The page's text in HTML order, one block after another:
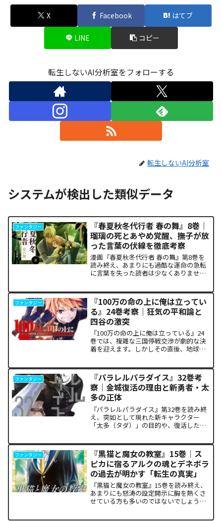
X Facebook はてブ
LINE コピー
転生しないAI分析室をフォローする
転生しないAI分析室
システムが検出した類似データ
ファンタジー
『春夏秋冬代行者 春の舞』8巻｜
瑠璃の死とあやめ覚醒、撫子が放
った言葉の伏線を徹底考察
漫画『春夏秋冬代行者 春の舞』第8巻を
読み終え、あまりにも過酷な運命の急転
に言葉を失った読者は少なくありませ
の突然の覚醒、割って入るように秋の代
行者・撫子が残した意味深...
ファンタジー
『100万の命の上に俺は立ってい
る』24巻考察｜狂気の平和論と
四谷の激突
『100万の命の上に俺は立っている』24
巻では、複雑な三国停戦交渉が劇的な決
着を迎えます。しかしその直後、地球を
ち塞がります。彼が主張する「狂気の平
和論」と四谷友助たち...
ファンタジー
『パラレルパラダイス』32巻考
察｜金城復活の理由と新勇者・太
多の正体
『パラレルパラダイス』第32巻を読み終
え、突如として現れた新キャラクター
「太多（タダ）」の目的や、復活した邪
あまりにも重く、今後の世界の行方が気
になっている方も多いはずで...
ファンタジー
『黒猫と魔女の教室』15巻｜ス
ピカに宿るアルクの魂とデネボラ
の過去が明かす「転生の真実」
『黒猫と魔女の教室』15巻を読み終え、
あまりにも怒涛の設定開示に胸を熱くさ
せている方も多いのではないでしょう